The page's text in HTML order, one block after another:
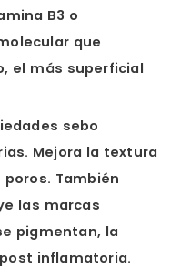
B3 o
que
el más superficial
sebo
Mejora la textura
También
las marcas
pigmentan, la
inflamatoria.